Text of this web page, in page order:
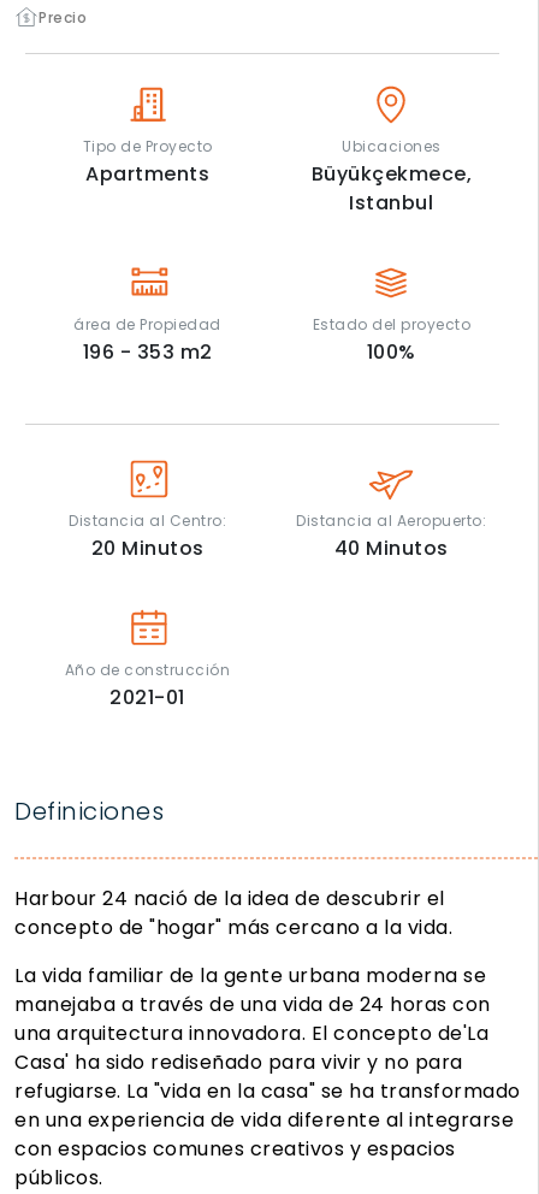
Precio
Tipo de Proyecto
Apartments
Ubicaciones
Büyükçekmece,
Istanbul
área de Propiedad
196 - 353 m2
Estado del proyecto
100%
Distancia al Centro:
20 Minutos
Distancia al Aeropuerto:
40 Minutos
Año de construcción
2021-01
Definiciones
Harbour 24 nació de la idea de descubrir el
concepto de "hogar" más cercano a la vida.
La vida familiar de la gente urbana moderna se
manejaba a través de una vida de 24 horas con
una arquitectura innovadora. El concepto de'La
Casa' ha sido rediseñado para vivir y no para
refugiarse. La "vida en la casa" se ha transformado
en una experiencia de vida diferente al integrarse
con espacios comunes creativos y espacios
públicos.